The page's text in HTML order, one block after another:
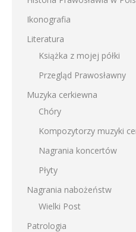
Ikonografia
Literatura
Książka z mojej półki
Przegląd Prawosławny
Muzyka cerkiewna
Chóry
Kompozytorzy muzyki
Nagrania koncertów
Płyty
Nagrania nabożeństw
Wielki Post
Patrologia